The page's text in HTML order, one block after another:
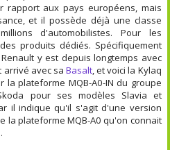
rapport aux pays européens, mais
et il possède déjà une classe
d'automobilistes. Pour les
produits dédiés. Spécifiquement
y est depuis longtemps avec
arrivé avec sa Basalt, et voici la Kylaq
plateforme MQB-A0-IN du groupe
pour ses modèles Slavia et
il indique qu'il s'agit d'une version
la plateforme MQB-A0 qu'on connait